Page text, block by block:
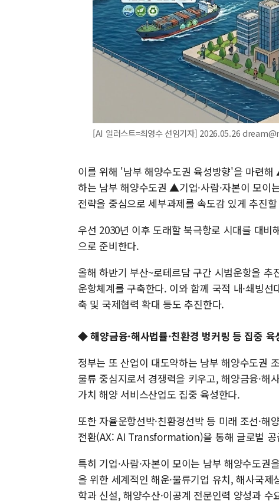
[AI 일러스트=최영수 선임기자] 2026.05.26
이를 위해 '남부 해양수도권 육성방향'을 마련
하는 남부 해양수도권 ▲기업·사람·자본이 모
전략을 중심으로 세부과제를 속도감 있게 추진
우선 2030년 이후 도래할 북극항로 시대를 대
으로 준비한다.
올해 하반기 부산~로테르담 구간 시범운항을
운항체계를 구축한다. 이와 함께 국적 내·쇄빙
축 및 국제협력 확대 등도 추진한다.
◆ 해양금융·해사법률·친환경 벙커링 등 집중 육
정부는 또 산업이 대도약하는 남부 해양수도권
물류 중심지로서 경쟁력을 키우고, 해양금융·해
가치 해양 서비스산업도 집중 육성한다.
또한 자율운항선박·친환경선박 등 미래 조선·해
전환(AX: AI Transformation)을 통해 글로벌 공
특히 기업·사람·자본이 모이는 남부 해양수도
을 위한 세계적인 해운·물류기업 유치, 해사국
학과 신설, 해양수산·이공계 전문인력 양성과